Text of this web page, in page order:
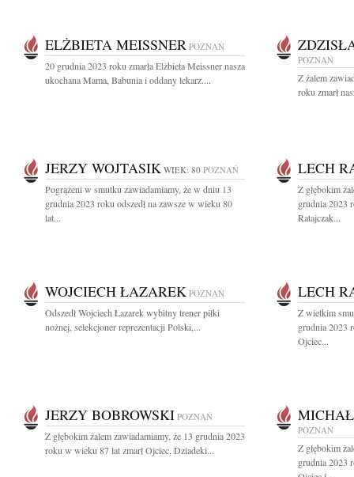
ELŻBIETA MEISSNER POZNAŃ
20 grudnia 2023 roku zmarła Elżbieta Meissner nasza
ukochana Mama, Babunia i oddany lekarz....
POZNAŃ
Z żalem
roku zmarł
JERZY WOJTASIK WIEK: 80 POZNAŃ
Pogrążeni w smutku zawiadamiamy, że w dniu 13
grudnia 2023 roku odszedł na zawsze w wieku 80
lat...
LECH
Z głębokim
grudnia 2023
Ratajczak...
WOJCIECH ŁAZAREK POZNAŃ
Odszedł Wojciech Łazarek wybitny trener piłki
nożnej, selekcjoner reprezentacji Polski,...
LECH
Z wielkim
grudnia 2023
Ojciec...
JERZY BOBROWSKI POZNAŃ
Z głębokim żalem zawiadamiamy, że 13 grudnia 2023
roku w wieku 87 lat zmarł Ojciec, Dziadeki...
POZNAŃ
Z głębokim
grudnia 2023